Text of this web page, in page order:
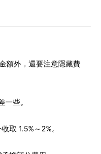
額外，還要注意隱藏費
些。
取 1.5%～2%。